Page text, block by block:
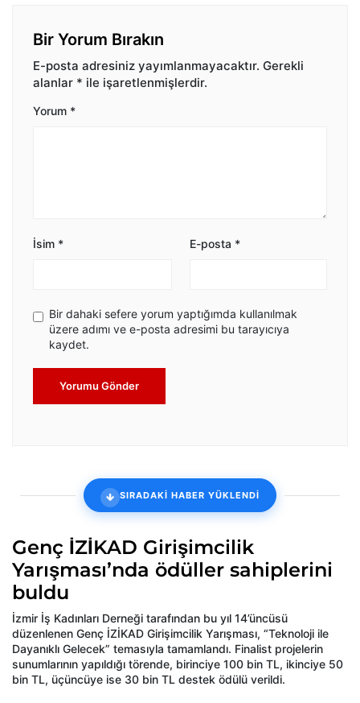
Bir Yorum Bırakın
E-posta adresiniz yayımlanmayacaktır. Gerekli
alanlar * ile işaretlenmişlerdir.
Yorum *
İsim * E-posta *
Bir dahaki sefere yorum yaptığımda kullanılmak
üzere adımı ve e-posta adresimi bu tarayıcıya
kaydet.
Yorumu Gönder
SIRADAKİ HABER YÜKLENDİ
Genç İZİKAD Girişimcilik
Yarışması’nda ödüller sahiplerini
buldu
İzmir İş Kadınları Derneği tarafından bu yıl 14’üncüsü
düzenlenen Genç İZİKAD Girişimcilik Yarışması, “Teknoloji ile
Dayanıklı Gelecek” temasıyla tamamlandı. Finalist projelerin
sunumlarının yapıldığı törende, birinciye 100 bin TL, ikinciye 50
bin TL, üçüncüye ise 30 bin TL destek ödülü verildi.